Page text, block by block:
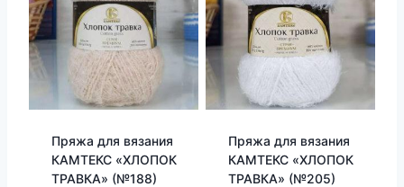
Пряжа для вязания
КАМТЕКС «ХЛОПОК
ТРАВКА» (№188)
Пряжа для вязания
КАМТЕКС «ХЛОПОК
ТРАВКА» (№205)